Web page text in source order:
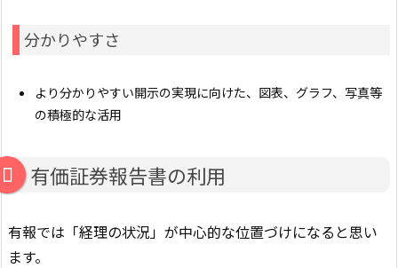
分かりやすさ
より分かりやすい開示の実現に向けた、図表、グラフ、写真等
の積極的な活用
有価証券報告書の利用
有報では「経理の状況」が中心的な位置づけになると思い
ます。